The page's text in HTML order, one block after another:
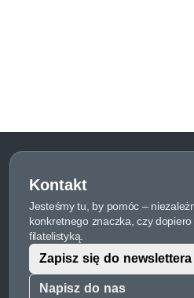
Kontakt
Jesteśmy tu, by pomóc –
konkretnego znaczka, czy
filatelistyką.
Napisz do nas
Zapisz się do newslettera